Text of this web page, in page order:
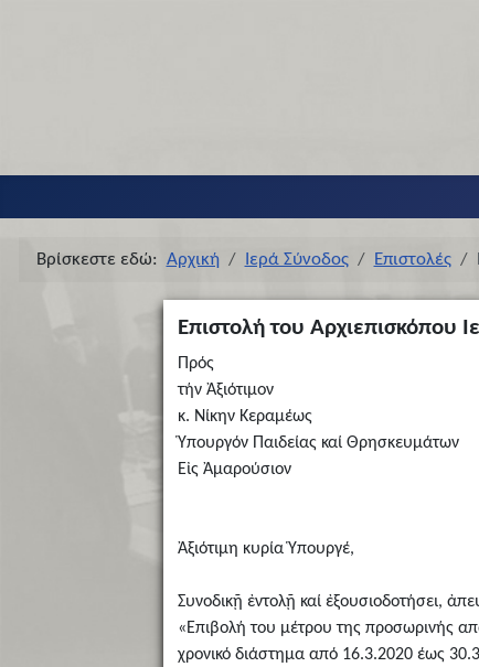
Βρίσκεστε εδώ: Αρχική Ιερά Σύνοδος Επιστολές
Επιστολή του
Πρός
τήν Ἀξιότιμον
κ. Νίκην Κεραμέως
Ὑπουργόν Παιδείας καί Θρησκευμάτων
Εἰς Ἀμαρούσιον
Ἀξιότιμη κυρία Ὑπουργέ,
Συνοδικῇ ἐντολῇ καί ἐξουσιοδοτήσει,
«Επιβολή του μέτρου της προσωρινής
χρονικό διάστημα από 16.3.2020 έως